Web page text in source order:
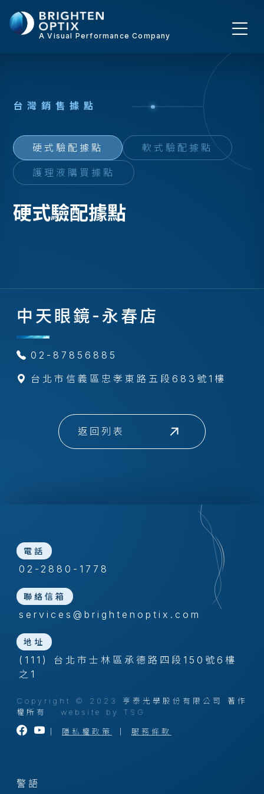
A Visual Performance Company
台灣銷 售據點
硬式驗配據點 軟式驗配據點
護理液購買據點
硬式驗配據點
中天眼鏡-永春店
02-87856885
台北市信義區忠孝東路五段683號1樓
返回列表
電話
02-2880-1778
聯絡信箱
services@brightenoptix.com
地址
(111) 台北市士林區承德路四段150號6樓
之1
Copyright © 2023 亨泰光學股份有限公司 著作
權所有 website by TSG
隱私權政策 服務條款
警語